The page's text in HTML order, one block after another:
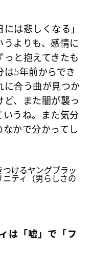
は悲しくなる」
よりも、感情に
と抱えてきたも
5年前からでき
に合う曲が見つか
、また闇が襲っ
うね。また気分
かで分かってし
けるヤングブラッ
ティ（男らしさの
は「嘘」で「フ